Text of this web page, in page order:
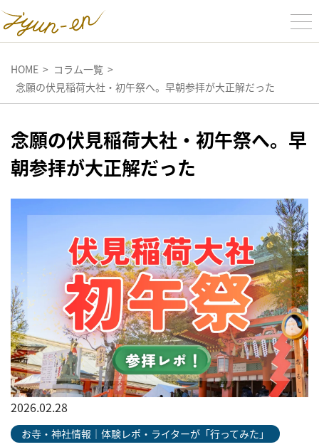
HOME
コラム一覧
念願の伏見稲荷大社・初午祭へ。早朝参拝が大正解だった
念願の伏見稲荷大社・初午祭へ。早
朝参拝が大正解だった
2026.02.28
お寺・神社情報｜体験レポ・ライターが「行ってみた」